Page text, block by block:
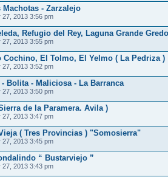
- Zarzalejo
27, 2013 3:56 pm
Refugio del Rey, Laguna Grande
27, 2013 3:55 pm
Cochino, El Tolmo, El Yelmo ( La Pedriza )
27, 2013 3:52 pm
Bolita - Maliciosa - La Barranca
27, 2013 3:50 pm
de la Paramera. Avila )
27, 2013 3:47 pm
( Tres Provincias ) "Somosierra"
27, 2013 3:45 pm
“ Bustarviejo ”
27, 2013 3:43 pm